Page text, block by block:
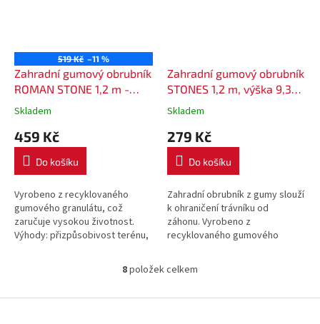
519 Kč –11 %
Zahradní gumový obrubník
ROMAN STONE 1,2 m -
barva šedá
Skladem
459 Kč
Do košíku
Vyrobeno z recyklovaného
gumového granulátu, což
zaručuje vysokou životnost.
Výhody: přizpůsobivost terénu,
proti poškození. Gumový...
Zahradní gumový obrubník
STONES 1,2 m, výška 9,3
cm - barva šedá
Skladem
279 Kč
Do košíku
Zahradní obrubník z gumy slouží
k ohraničení trávníku od
záhonu. Vyrobeno z
recyklovaného gumového
životnost.
Výhody: přizpůsobivost...
O
l
8položek celkem